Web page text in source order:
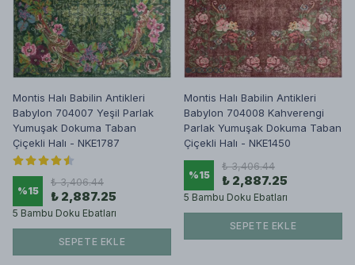
Montis Halı Babilin Antikleri
Babylon 704007 Yeşil Parlak
Yumuşak Dokuma Taban
Çiçekli Halı - NKE1787
%15
₺ 3,406.44
₺ 2,887.25
5 Bambu Doku Ebatları
SEPETE EKLE
Montis Halı Babilin Antikleri
Babylon 704008 Kahverengi
Parlak Yumuşak Dokuma Taban
Çiçekli Halı - NKE1450
%15
₺ 3,406.44
₺ 2,887.25
5 Bambu Doku Ebatları
SEPETE EKLE